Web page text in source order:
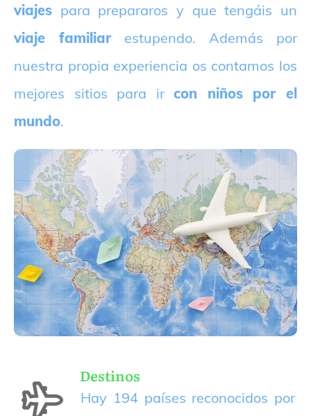
viajes para prepararos y que tengáis un
viaje familiarestupendo. Además por
nuestra propia experiencia os contamos los
mejores sitios para ircon niños por el
mundo.
Destinos
Hay 194 países reconocidos por